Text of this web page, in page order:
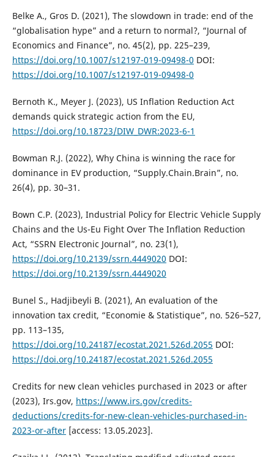
Belke A., Gros D. (2021), The slowdown in trade: end of the
“globalisation hype” and a return to normal?, “Journal of
Economics and Finance”, no. 45(2), pp. 225–239,
https://doi.org/10.1007/s12197-019-09498-0 DOI:
https://doi.org/10.1007/s12197-019-09498-0
Bernoth K., Meyer J. (2023), US Inflation Reduction Act
demands quick strategic action from the EU,
https://doi.org/10.18723/DIW_DWR:2023-6-1
Bowman R.J. (2022), Why China is winning the race for
dominance in EV production, “Supply.Chain.Brain”, no.
26(4), pp. 30–31.
Bown C.P. (2023), Industrial Policy for Electric Vehicle Supply
Chains and the Us-Eu Fight Over The Inflation Reduction
Act, “SSRN Electronic Journal”, no. 23(1),
https://doi.org/10.2139/ssrn.4449020 DOI:
https://doi.org/10.2139/ssrn.4449020
Bunel S., Hadjibeyli B. (2021), An evaluation of the
innovation tax credit, “Economie & Statistique”, no. 526–527,
pp. 113–135,
https://doi.org/10.24187/ecostat.2021.526d.2055 DOI:
https://doi.org/10.24187/ecostat.2021.526d.2055
Credits for new clean vehicles purchased in 2023 or after
(2023), Irs.gov, https://www.irs.gov/credits-
deductions/credits-for-new-clean-vehicles-purchased-in-
2023-or-after[access: 13.05.2023].